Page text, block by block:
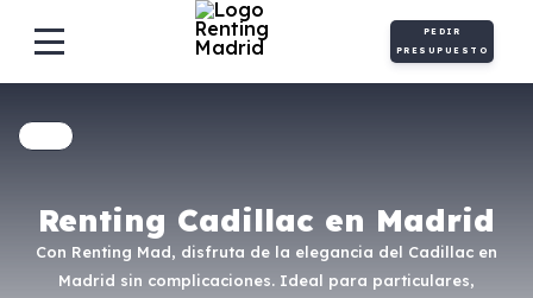
PEDIR
PRESUPUESTO
Renting Cadillac en Madrid
Con Renting Mad, disfruta de la elegancia del Cadillac en
Madrid sin complicaciones. Ideal para particulares,